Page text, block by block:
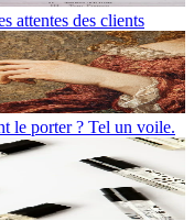
attentes des clients
le porter ? Tel un voile.